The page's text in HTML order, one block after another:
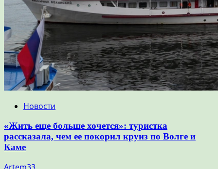
Новости
«Жить еще больше хочется»: туристка
рассказала, чем ее покорил круиз по Волге и
Каме